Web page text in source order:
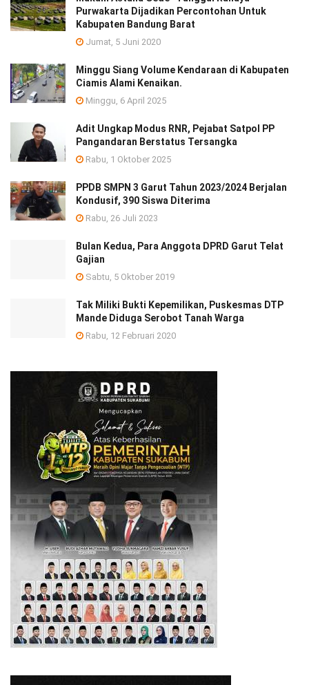
Purwakarta Dijadikan Percontohan Untuk
Kabupaten Bandung Barat
Jumat, 5 Juni 2020
Minggu Siang Volume Kendaraan di Kabupaten
Ciamis Alami Kenaikan.
Minggu, 6 April 2025
Adit Ungkap Modus RNR, Pejabat Satpol PP
Pangandaran Berstatus Tersangka
Rabu, 1 Oktober 2025
PPDB SMPN 3 Garut Tahun 2023/2024 Berjalan
Kondusif, 390 Siswa Diterima
Rabu, 26 Juli 2023
Bulan Kedua, Para Anggota DPRD Garut Telat
Gajian
Sabtu, 5 Oktober 2019
Tak Miliki Bukti Kepemilikan, Puskesmas DTP
Mande Diduga Serobot Tanah Warga
Rabu, 12 Februari 2020